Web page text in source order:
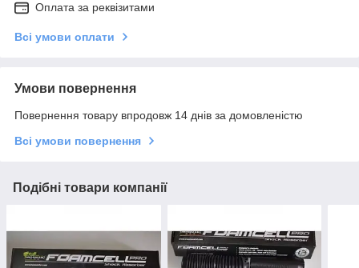
Оплата за реквізитами
Всі умови оплати
Умови повернення
Повернення товару впродовж 14 днів за домовленістю
Всі умови повернення
Подібні товари компанії